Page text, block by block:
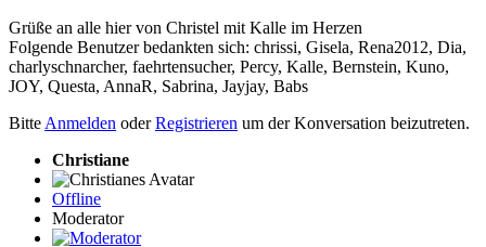
Grüße an alle hier von Christel mit Kalle im Herzen
Folgende Benutzer bedankten sich: chrissi, Gisela, Rena2012, Dia,
charlyschnarcher, faehrtensucher, Percy, Kalle, Bernstein, Kuno,
JOY, Questa, AnnaR, Sabrina, Jayjay, Babs
BitteAnmelden oderRegistrieren um der Konversation beizutreten.
Christiane
Offline
Moderator